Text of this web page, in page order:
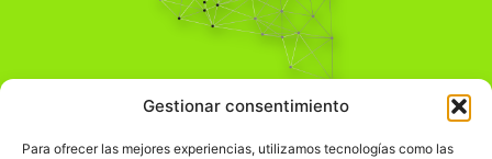
Gestionar consentimiento
Para ofrecer las mejores experiencias, utilizamos tecnologías como las
Pensamiento Crítico
Comprender el mundo para transformarlo.